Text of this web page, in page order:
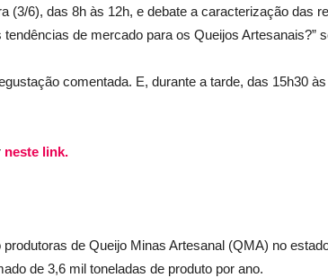
(3/6), das 8h às 12h, e debate a caracterização das
de mercado para os Queijos Artesanais?”
comentada. E, durante a tarde, das 15h30
neste link.
de Queijo Minas Artesanal (QMA) no
de 3,6 mil toneladas de produto por ano.